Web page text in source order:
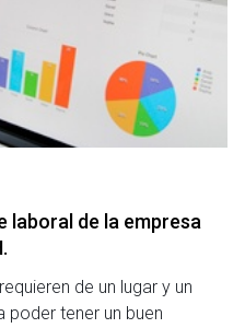
laboral de la empresa
de un lugar y un
tener un buen